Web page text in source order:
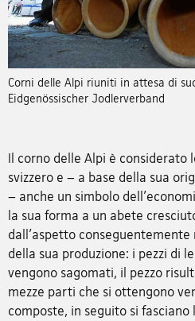
Corni delle Alpi riuniti in attesa di
Eidgenössischer Jodlerverband
Il corno delle Alpi è considerato
svizzero e – a base della sua
– anche un simbolo
la sua forma a un abete
dall'aspetto conseguentemente
della sua produzione: i pezzi di
vengono sagomati, il pezzo
mezze parti che si ottengono
composte, in seguito si fasciano